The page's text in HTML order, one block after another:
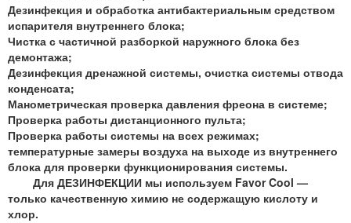
Дезинфекция и обработка антибактериальным средством
испарителя внутреннего блока;
Чистка с частичной разборкой наружного блока без
демонтажа;
Дезинфекция дренажной системы, очистка системы отвода
конденсата;
Манометрическая проверка давления фреона в системе;
Проверка работы дистанционного пульта;
Проверка работы системы на всех режимах;
температурные замеры воздуха на выходе из внутреннего
блока для проверки функционирования системы.
Для ДЕЗИНФЕКЦИИ мы используем Favor Cool —
только качественную химию не содержащую кислоту и
хлор.